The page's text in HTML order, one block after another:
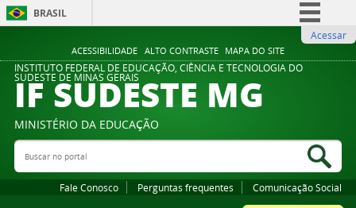
ACESSIBILIDADE ALTO CONTRASTE MAPA DO SITE
BRASIL
Comunica BR
Participe
Legislação
Acessar
INSTITUTO FEDERAL DE EDUCAÇÃO, CIÊNCIA E TECNOLOGIA DO
SUDESTE DE MINAS GERAIS
IF SUDESTE MG
MINISTÉRIO DA EDUCAÇÃO
Buscar no portal
Fale Conosco Perguntas frequentes Comunicação Social